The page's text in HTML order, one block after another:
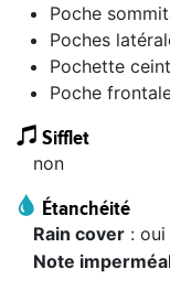
Poche
Poches
Pochette
Poche
Sifflet
non
Étanchéité
Rain cover : oui
Note